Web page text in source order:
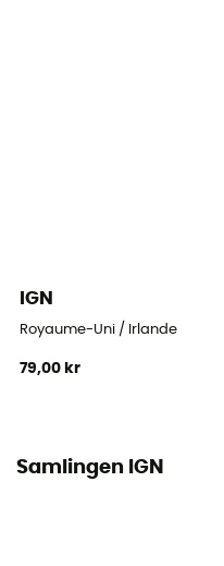
IGN
Royaume-Uni / Irlande
79,00 kr
Samlingen IGN